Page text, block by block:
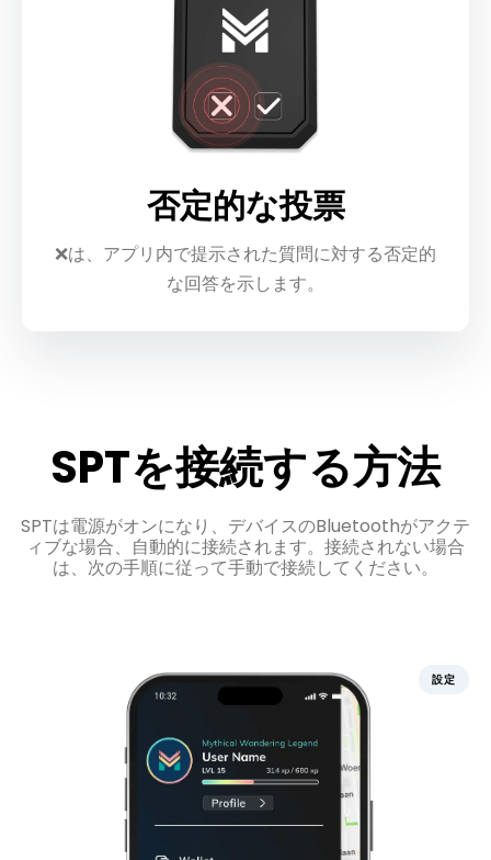
否定的な投票
❌は、アプリ内で提示された質問に対する否定的
な回答を示します。
SPTを接続する方法
SPTは電源がオンになり、デバイスのBluetoothがアクテ
ィブな場合、自動的に接続されます。接続されない場合
は、次の手順に従って手動で接続してください。
設定